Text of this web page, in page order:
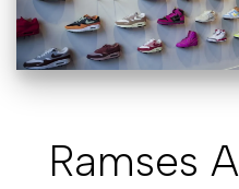
Ramses